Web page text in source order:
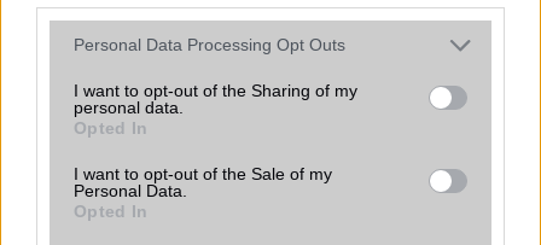
Please note that this website/app uses one or more Google
not limited to your visit or usage behaviour. You may click to
grant or deny consent to Google and its third-party tags to
use your data for below specified purposes in below Google
consent section.
Personal Data Processing Opt Outs
I want to opt-out of the Sharing of my
personal data.
Opted In
I want to opt-out of the Sale of my
Personal Data.
Opted In
Vibra jelzés alap szolgáltatás
SIM típus nanoSIM
SIM-ek száma 2
Flight mode
Terület Globális